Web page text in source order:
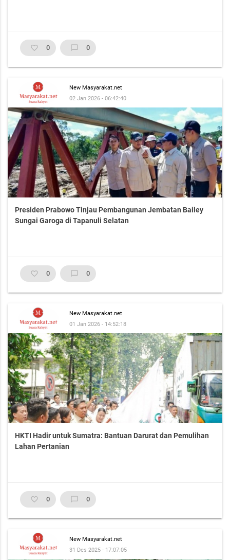
favorite_border 0 chat_bubble_outline 0
New Masyarakat.net
02 Jan 2026 - 06:42:40
Presiden Prabowo Tinjau Pembangunan Jembatan Bailey
Sungai Garoga di Tapanuli Selatan
favorite_border 0 chat_bubble_outline 0
New Masyarakat.net
01 Jan 2026 - 14:52:18
HKTI Hadir untuk Sumatra: Bantuan Darurat dan Pemulihan
Lahan Pertanian
favorite_border 0 chat_bubble_outline 0
New Masyarakat.net
31 Des 2025 - 17:07:05